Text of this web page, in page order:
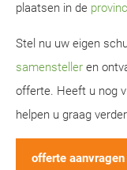
plaatsen in de
Stel nu uw eigen
samensteller en
offerte. Heeft u nog
helpen u graag
offerte aanvragen